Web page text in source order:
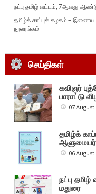
நட்பு தமிழ் வட்டம், 7ஆவது
தமிழ்க் காப்புக் கழகம் –
நூலரங்கம்
செய்திகள்
கவிஞர்
பாராட்டு
07 August
தமிழ்க்
ஆளுமையர்
06 August
நட்பு
மதுரை